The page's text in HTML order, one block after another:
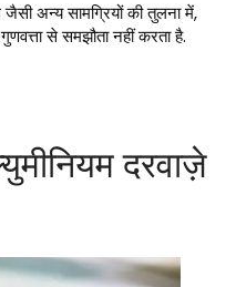
अन्य सामग्रियों की तुलना में,
से समझौता नहीं करता है.
दरवाज़े